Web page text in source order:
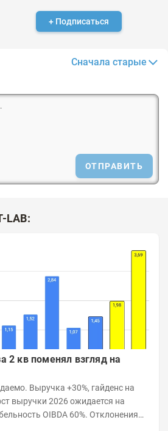
+ Подписаться
Сначала старые
ОТПРАВИТЬ
LAB:
2 кв поменял взгляд на
Выручка +30%, гайденс на
OIBDA 60%. Отклонения